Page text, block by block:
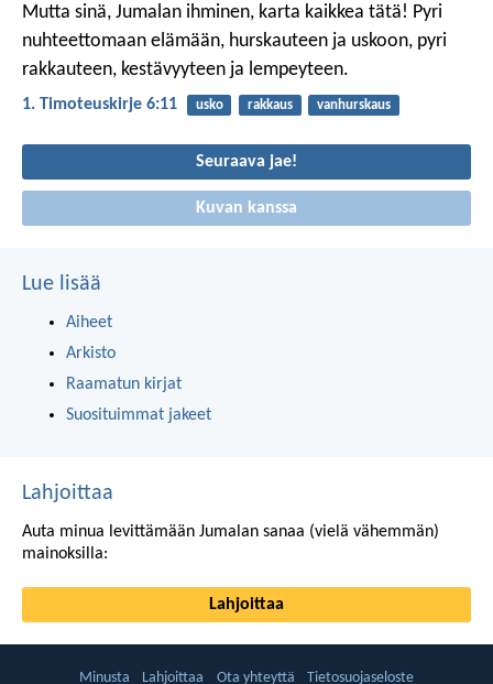
Mutta sinä, Jumalan ihminen, karta kaikkea tätä! Pyri
nuhteettomaan elämään, hurskauteen ja uskoon, pyri
rakkauteen, kestävyyteen ja lempeyteen.
1. Timoteuskirje 6:11 usko rakkaus vanhurskaus
Seuraava jae!
Kuvan kanssa
Lue lisää
Aiheet
Arkisto
Raamatun kirjat
Suosituimmat jakeet
Lahjoittaa
Auta minua levittämään Jumalan sanaa (vielä vähemmän)
mainoksilla:
Lahjoittaa
Minusta Lahjoittaa Ota yhteyttä Tietosuojaseloste